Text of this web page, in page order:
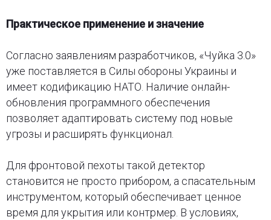
Практическое применение и значение
Согласно заявлениям разработчиков, «Чуйка 3.0»
уже поставляется в Силы обороны Украины и
имеет кодификацию НАТО. Наличие онлайн-
обновления программного обеспечения
позволяет адаптировать систему под новые
угрозы и расширять функционал.
Для фронтовой пехоты такой детектор
становится не просто прибором, а спасательным
инструментом, который обеспечивает ценное
время для укрытия или контрмер. В условиях,